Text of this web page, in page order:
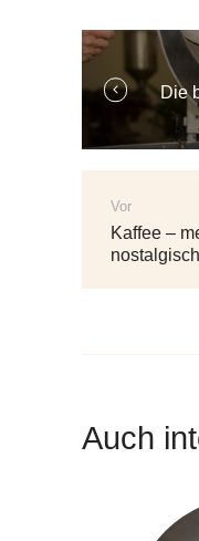
Die
Vor
Beiträge:
Kaffee –
Auch